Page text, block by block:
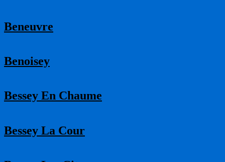
Beneuvre
Benoisey
Bessey En Chaume
Bessey La Cour